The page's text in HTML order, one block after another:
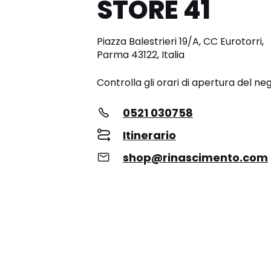
STORE 41
Piazza Balestrieri 19/A, CC Eurotorri,
Parma 43122, Italia
Controlla gli orari di apertura del
0521 030758
Itinerario
shop@rinascimento.com